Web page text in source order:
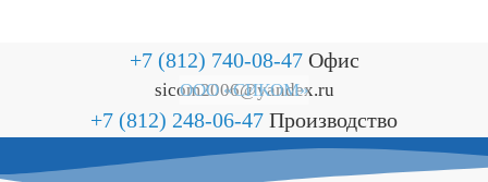
+7 (812) 740-08-47Офис
sicom2006@yandex.ru
+7 (812) 248-06-47 Производство
ООО «СИКОМ»